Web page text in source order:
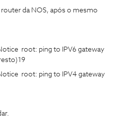
da NOS, após o mesmo
root: ping to IPV6 gateway
root: ping to IPV4 gateway